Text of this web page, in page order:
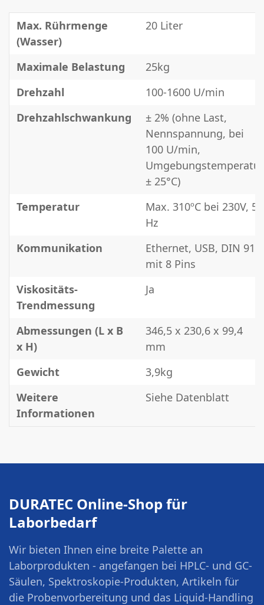
Max. Rührmenge
(Wasser)
20 Liter
Maximale Belastung
25kg
Drehzahl
100-1600 U/min
Drehzahlschwankung
± 2% (ohne Last,
Nennspannung, bei
100 U/min,
Umgebungstemperatur
± 25°C)
Temperatur
Max. 310ºC bei 230V, 50
Hz
Kommunikation
Ethernet, USB, DIN 918
mit 8 Pins
Viskositäts-
Trendmessung
Ja
Abmessungen (L x B
x H)
346,5 x 230,6 x 99,4
mm
Gewicht
3,9kg
Weitere
Informationen
Siehe Datenblatt
DURATEC Online-Shop für
Laborbedarf
Wir bieten Ihnen eine breite Palette an
Laborprodukten - angefangen bei HPLC- und GC-
Säulen, Spektroskopie-Produkten, Artikeln für
die Probenvorbereitung und das Liquid-Handling